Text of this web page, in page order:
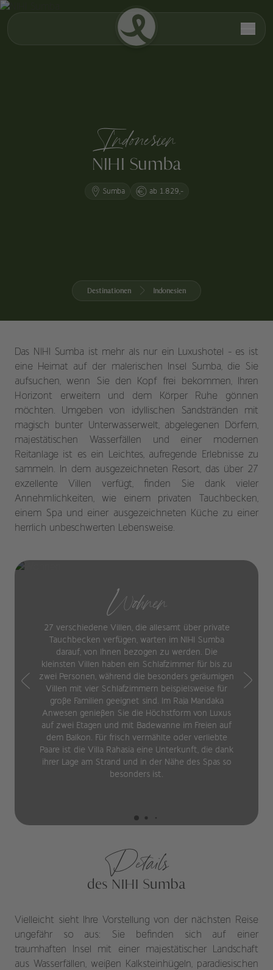
Indonesien
NIHI Sumba
Sumba ab 1.829,-
Destinationen Indonesien
Das NIHI Sumba ist mehr als nur ein Luxushotel - es ist
eine Heimat auf der malerischen Insel Sumba, die Sie
aufsuchen, wenn Sie den Kopf frei bekommen, Ihren
Horizont erweitern und dem Körper Ruhe gönnen
möchten. Umgeben von idyllischen Sandstränden mit
magisch bunter Unterwasserwelt, abgelegenen Dörfern,
majestätischen Wasserfällen und einer modernen
Reitanlage ist es ein Leichtes, aufregende Erlebnisse zu
sammeln. In dem ausgezeichneten Resort, das über 27
exzellente Villen verfügt, finden Sie dank vieler
Annehmlichkeiten, wie einem privaten Tauchbecken,
einem Spa und einer ausgezeichneten Küche zu einer
herrlich unbeschwerten Lebensweise.
Wohnen
27 verschiedene Villen, die allesamt über private
Tauchbecken verfügen, warten im NIHI Sumba
darauf, von Ihnen bezogen zu werden. Die
kleinsten Villen haben ein Schlafzimmer für bis zu
zwei Personen, während die besonders geräumigen
Villen mit vier Schlafzimmern beispielsweise für
große Familien geeignet sind. Im Raja Mandaka
Anwesen genießen Sie die Höchstform von Luxus
auf zwei Etagen und mit Badewanne im Freien auf
dem Balkon. Für frisch vermählte oder verliebte
Paare ist die Villa Rahasia eine Unterkunft, die dank
ihrer Lage am Strand und in der Nähe des Spas so
besonders ist.
Details
des NIHI Sumba
Vielleicht sieht Ihre Vorstellung von der nächsten Reise
ungefähr so aus: Sie befinden sich auf einer
traumhaften Insel mit einer majestätischer Landschaft
aus Wasserfällen, weißen Kalksteinhügeln, paradiesischen